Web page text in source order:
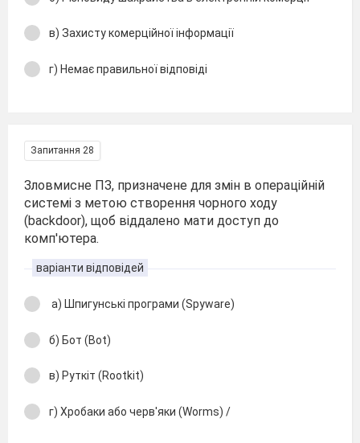
в) Захисту комерційної інформації
г) Немає правильної відповіді
Запитання 28
Зловмисне ПЗ, призначене для змін в операційній
системі з метою створення чорного ходу
(backdoor), щоб віддалено мати доступ до
комп'ютера.
варіанти відповідей
а) Шпигунські програми (Spyware)
б) Бот (Bot)
в) Руткіт (Rootkit)
г) Хробаки або черв'яки (Worms) /